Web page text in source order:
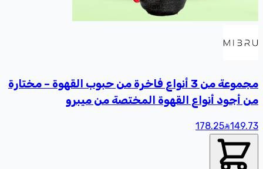
مجموعة من 3 أنواع فاخرة من حبوب القهوة – مختارة
من أجود أنواع القهوة المختصة من ميبرو
149.73
178.25